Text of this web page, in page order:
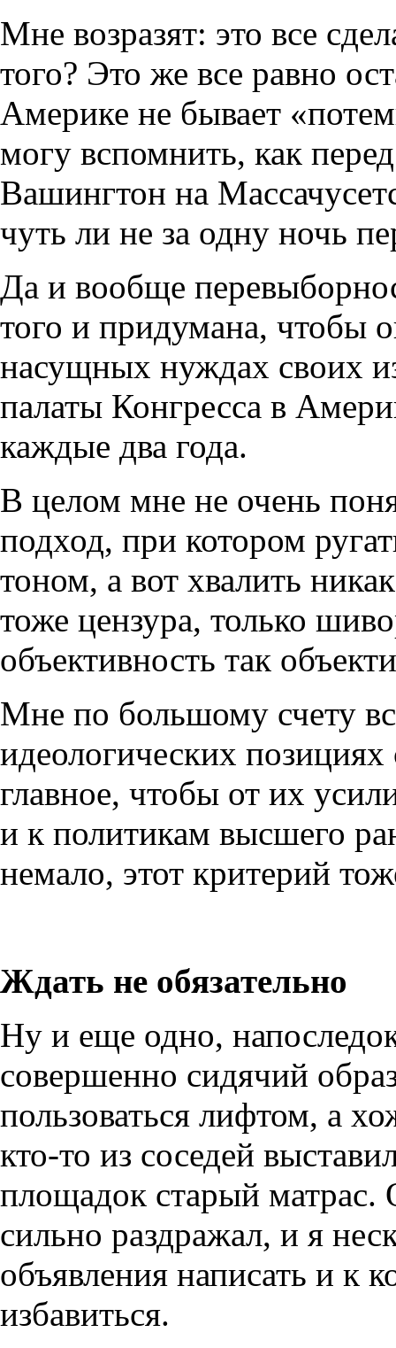
Мне возразят: это все
того? Это же все равно
Америке не бывает
могу вспомнить, как
Вашингтон на
чуть ли не за одну ночь
Да и вообще
того и придумана, чтобы
насущных нуждах своих
палаты Конгресса в
каждые два года.
В целом мне не очень
подход, при котором
тоном, а вот хвалить
тоже цензура, только
объективность так
Мне по большому счету
идеологических
главное, чтобы от их
и к политикам высшего
немало, этот критерий
Ждать не обязательно
Ну и еще одно,
совершенно сидячий
пользоваться лифтом, а
кто-то из соседей
площадок старый
сильно раздражал, и я
объявления написать и к
избавиться.